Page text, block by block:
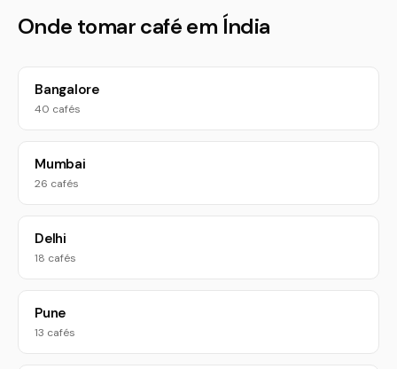
Onde tomar café em Índia
Bangalore
40 cafés
Mumbai
26 cafés
Delhi
18 cafés
Pune
13 cafés